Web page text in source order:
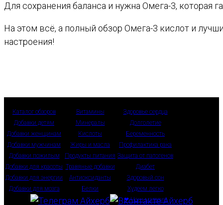
Для сохранения баланса и нужна Омега-3, которая
На этом всё, а полный обзор Омега-3 кислот и
настроения!
Каталог обзоров
Добавки детям
Добавки женщинам
Добавки мужчинам
Добавки пожилым
Добавки для красоты
Добавки для энергии
Добавки для мозга
Витамины
Минералы
Кислоты
Жиры и масла
Продукты питания
Травяные добавки
Антиоксиданты
Белки
Здоровье сердца
Долголетие
Беременность
Профилактика рака
Защита от патогенов
Диабет
Здоровый сон
Худеем легко
❤ Наш магазин